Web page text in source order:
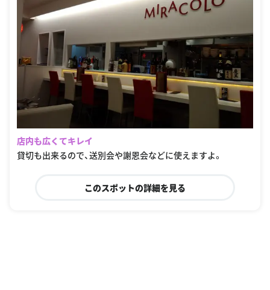
店内も広くてキレイ
貸切も出来るので、送別会や謝恩会などに使えますよ。
このスポットの詳細を見る